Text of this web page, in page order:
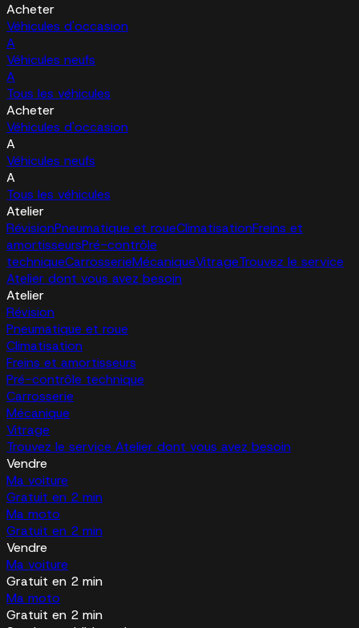
Acheter
Véhicules d'occasion
A
Véhicules neufs
A
Tous les véhicules
Acheter
Véhicules d'occasion
A
Véhicules neufs
A
Tous les véhicules
Atelier
RévisionPneumatique et roueClimatisationFreins et
amortisseursPré-contrôle
techniqueCarrosserieMécaniqueVitrageTrouvez le service
Atelier dont vous avez besoin
Atelier
Révision
Pneumatique et roue
Climatisation
Freins et amortisseurs
Pré-contrôle technique
Carrosserie
Mécanique
Vitrage
Trouvez le service Atelier dont vous avez besoin
Vendre
Ma voiture
Gratuit en 2 min
Ma moto
Gratuit en 2 min
Vendre
Ma voiture
Gratuit en 2 min
Ma moto
Gratuit en 2 min